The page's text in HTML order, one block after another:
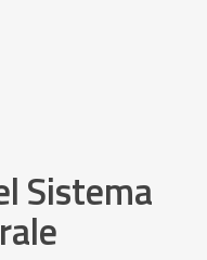
Sistema